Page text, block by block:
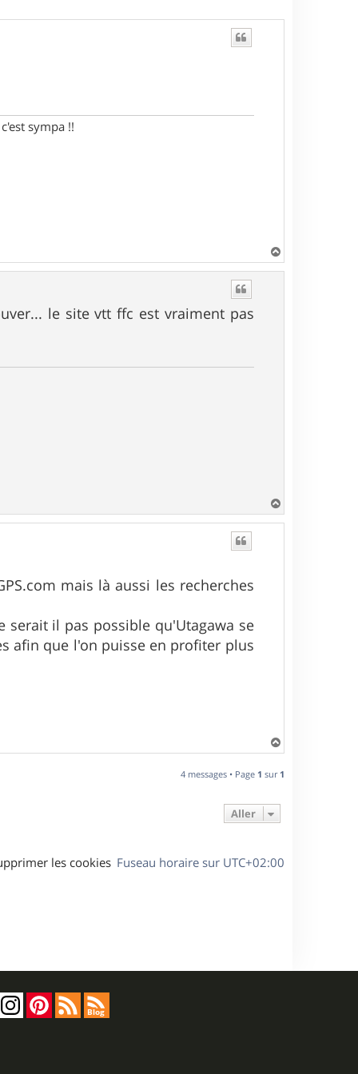
sympa !!
a
le site vtt ffc est vraiment pas
a
mais là aussi les recherches
serait il pas possible qu'Utagawa se
afin que l'on puisse en profiter plus
a
t
4 messages • Page 1 sur 1
Aller
Fuseau horaire sur UTC+02:00
les cookies